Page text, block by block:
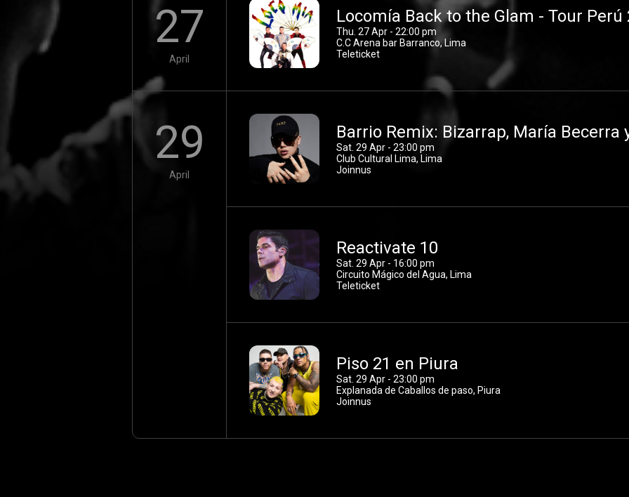
27
April
Locomía Back to the Glam - Tour Perú
Thu. 27 Apr - 22:00 pm
C.C Arena bar Barranco, Lima
Teleticket
29
April
Barrio Remix: Bizarrap, María Becerra
Sat. 29 Apr - 23:00 pm
Club Cultural Lima, Lima
Joinnus
Reactivate 10
Sat. 29 Apr - 16:00 pm
Circuito Mágico del Agua, Lima
Teleticket
Piso 21 en Piura
Sat. 29 Apr - 23:00 pm
Explanada de Caballos de paso, Piura
Joinnus